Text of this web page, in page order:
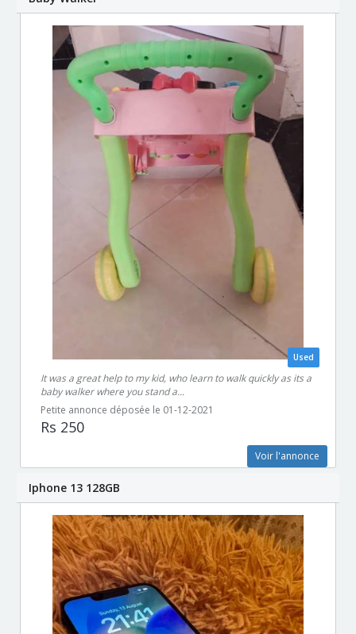
Used
It was a great help to my kid, who learn to walk quickly as its a
baby walker where you stand a...
Petite annonce déposée le 01-12-2021
Rs 250
Voir l'annonce
Iphone 13 128GB